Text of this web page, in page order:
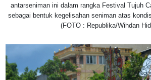
antarseniman ini dalam rangka Festival Tujuh
sebagai bentuk kegelisahan seniman atas
(FOTO : Republika/Wihdan